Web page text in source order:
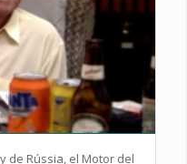
de Rússia, el Motor del